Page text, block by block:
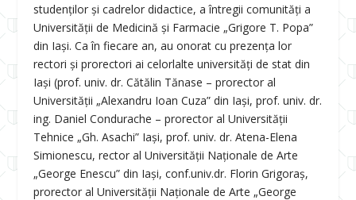
studenților și cadrelor didactice, a întregii comunități a
Universității de Medicină și Farmacie „Grigore T. Popa”
din Iași. Ca în fiecare an, au onorat cu prezența lor
rectori și prorectori ai celorlalte universități de stat din
Iași (prof. univ. dr. Cătălin Tănase – prorector al
Universității „Alexandru Ioan Cuza” din Iași, prof. univ. dr.
ing. Daniel Condurache – prorector al Universității
Tehnice „Gh. Asachi” Iași, prof. univ. dr. Atena-Elena
Simionescu, rector al Universității Naționale de Arte
„George Enescu” din Iași, conf.univ.dr. Florin Grigoraș,
prorector al Universității Naționale de Arte „George